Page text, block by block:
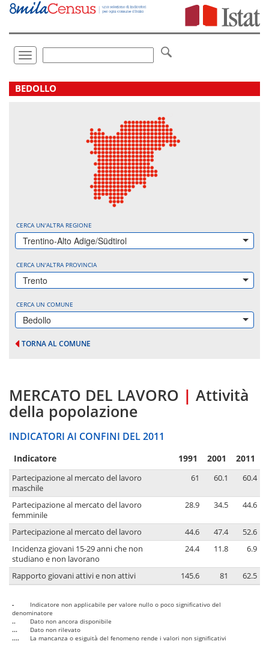
Vai
direttamente
Toggle
navigation
.
BEDOLLO
CERCA UN'ALTRA REGIONE
Trentino-Alto Adige/Südtirol
CERCA UN'ALTRA PROVINCIA
Trento
CERCA UN COMUNE
Bedollo
TORNA AL COMUNE
MERCATO DEL LAVORO | Attività
della popolazione
INDICATORI AI CONFINI DEL 2011
Indicatore 1991 2001 2011
Partecipazione al mercato del lavoro
maschile
61 60.1 60.4
Partecipazione al mercato del lavoro
femminile
28.9 34.5 44.6
Partecipazione al mercato del lavoro 44.6 47.4
52.6
Incidenza giovani 15-29 anni che non
studiano e non lavorano
24.4 11.8 6.9
Rapporto giovani attivi e non attivi 145.6 81 62.5
-
Indicatore non applicabile per valore nullo o poco significativo del
denominatore
..
Dato non ancora disponibile
...
Dato non rilevato
....
La mancanza o esiguità del fenomeno rende i valori non significativi